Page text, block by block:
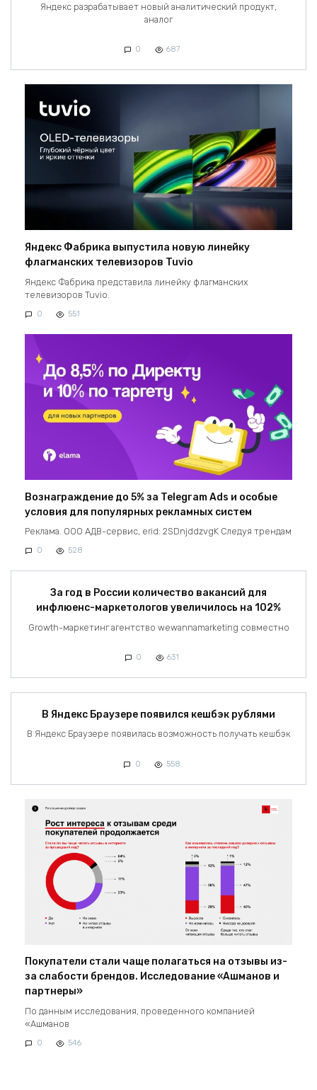
Яндекс разрабатывает новый аналитический продукт,
аналог
0 687
Яндекс Фабрика выпустила новую линейку
флагманских телевизоров Tuvio
Яндекс Фабрика представила линейку флагманских
телевизоров Tuvio.
0 551
Вознаграждение до 5% за Telegram Ads и особые
условия для популярных рекламных систем
Реклама. ООО АДВ-сервис, erid: 2SDnjddzvgK Следуя трендам
0 528
За год в России количество вакансий для
инфлюенс-маркетологов увеличилось на 102%
Growth-маркетинг агентство wewannamarketing совместно
0 631
В Яндекс Браузере появился кешбэк рублями
В Яндекс Браузере появилась возможность получать кешбэк
0 558
Покупатели стали чаще полагаться на отзывы из-
за слабости брендов. Исследование «Ашманов и
партнеры»
По данным исследования, проведенного компанией
«Ашманов
0 546